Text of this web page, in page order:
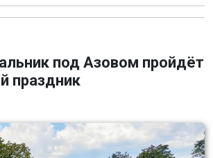
под Азовом пройдёт
праздник